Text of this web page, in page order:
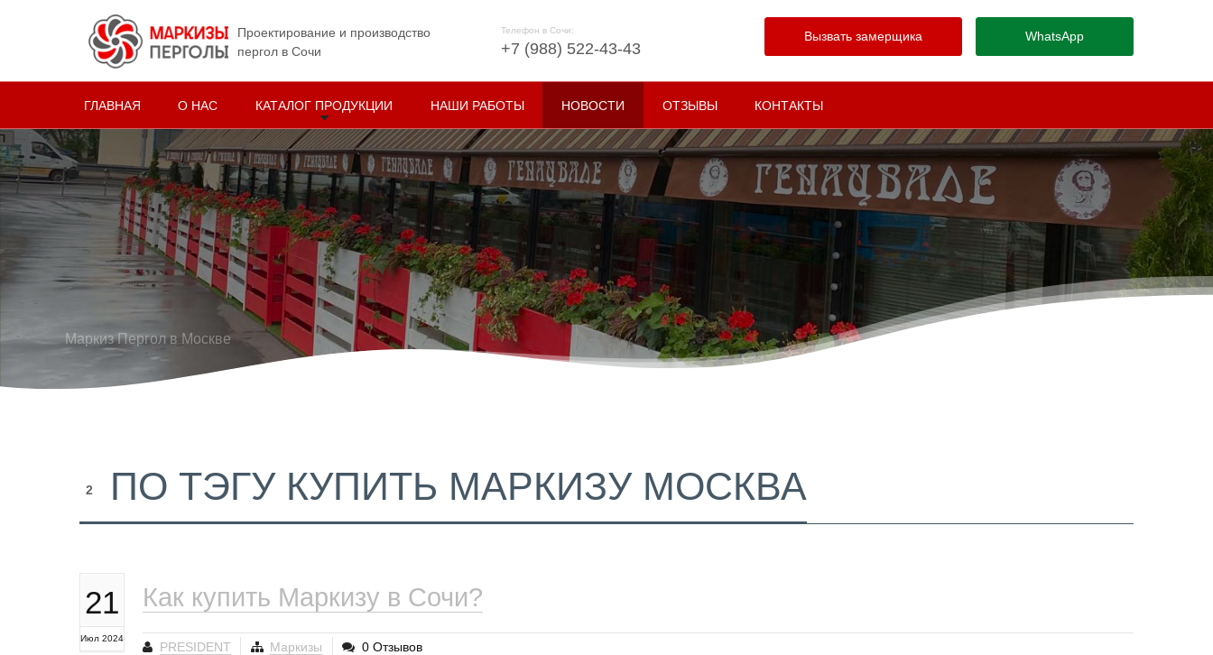
Проектирование и производство
пергол в Сочи
Телефон в Сочи:
+7 (988) 522-43-43
Вызвать замерщика WhatsApp
ГЛАВНАЯ О НАС КАТАЛОГ ПРОДУКЦИИ НАШИ РАБОТЫ НОВОСТИ ОТЗЫВЫ КОНТАКТЫ
Маркиз Пергол в Москве
2 ПО ТЭГУ КУПИТЬ МАРКИЗУ МОСКВА
21
Июл 2024
Как купить Маркизу в Сочи?
PRESIDENT Маркизы 0 Отзывов